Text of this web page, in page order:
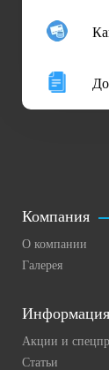
Компания
О компании
Галерея
Информация
Акции и
Статьи